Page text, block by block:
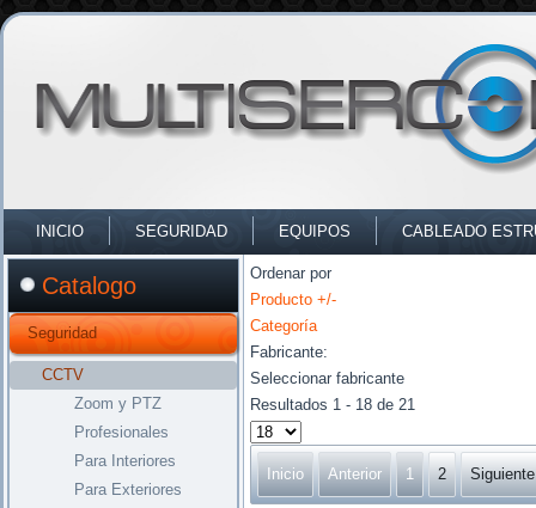
INICIO SEGURIDAD EQUIPOS CABLEADO
Catalogo
Seguridad
CCTV
Zoom y PTZ
Profesionales
Para Interiores
Para Exteriores
Ordenar por
Producto +/-
Categoría
Fabricante:
Seleccionar fabricante
Resultados 1 - 18 de 21
Inicio Anterior 1 2 Siguiente